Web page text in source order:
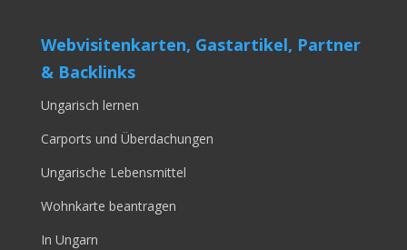
Webvisitenkarten, Gastartikel, Partner
& Backlinks
Ungarisch lernen
Carports und Überdachungen
Ungarische Lebensmittel
Wohnkarte beantragen
In Ungarn